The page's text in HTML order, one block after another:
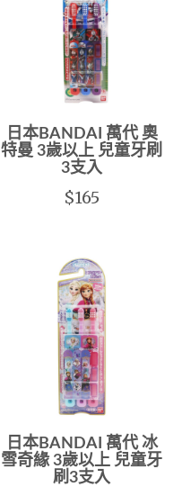
日本BANDAI 萬代 奧
特曼 3歲以上 兒童牙刷
3支入
$165
日本BANDAI 萬代 冰
雪奇緣 3歲以上 兒童牙
刷3支入